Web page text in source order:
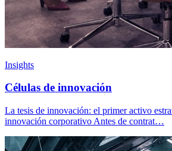
Insights
Células de innovación
La tesis de innovación: el primer activo
innovación corporativo Antes de contrat…